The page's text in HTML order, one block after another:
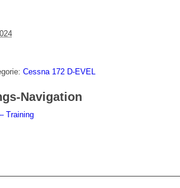
Cessna 172 D-EVEL
Navigation
Training